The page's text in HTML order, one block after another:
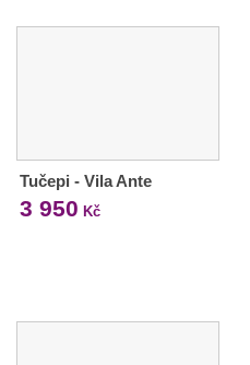
Tučepi - Vila Ante
3 950 Kč